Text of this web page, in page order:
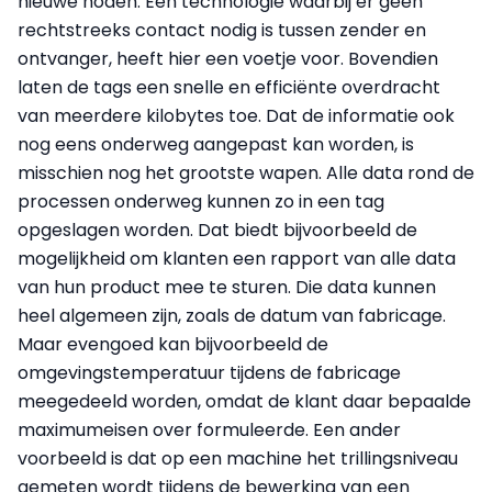
rechtstreeks contact nodig is tussen zender en
ontvanger, heeft hier een voetje voor. Bovendien
laten de tags een snelle en efficiënte overdracht
van meerdere kilobytes toe. Dat de informatie ook
nog eens onderweg aangepast kan worden, is
misschien nog het grootste wapen. Alle data rond de
processen onderweg kunnen zo in een tag
opgeslagen worden. Dat biedt bijvoorbeeld de
mogelijkheid om klanten een rapport van alle data
van hun product mee te sturen. Die data kunnen
heel algemeen zijn, zoals de datum van fabricage.
Maar evengoed kan bijvoorbeeld de
omgevingstemperatuur tijdens de fabricage
meegedeeld worden, omdat de klant daar bepaalde
maximumeisen over formuleerde. Een ander
voorbeeld is dat op een machine het trillingsniveau